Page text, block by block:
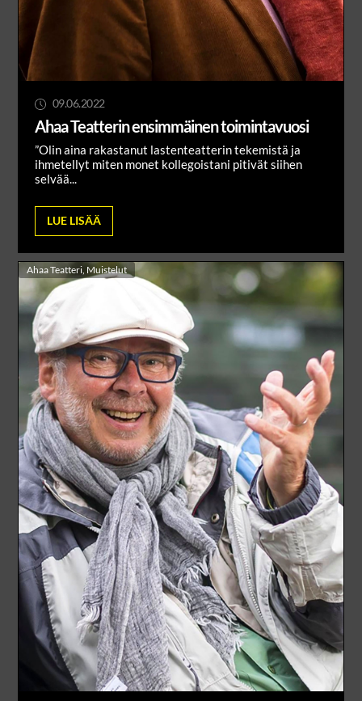
09.06.2022
Ahaa Teatterin ensimmäinen toimintavuosi
”Olin aina rakastanut lastenteatterin tekemistä ja
ihmetellyt miten monet kollegoistani pitivät siihen
selvää...
LUE LISÄÄ
Ahaa Teatteri, Muistelut